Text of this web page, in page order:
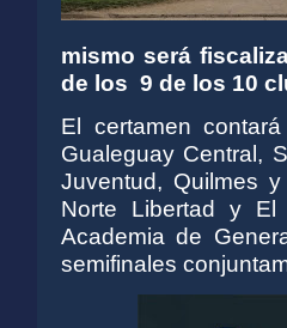
mismo será
de los 9 de los 10
El certamen
Gualeguay Central,
Juventud, Quilmes
Norte Libertad y El
Academia de
semifinales